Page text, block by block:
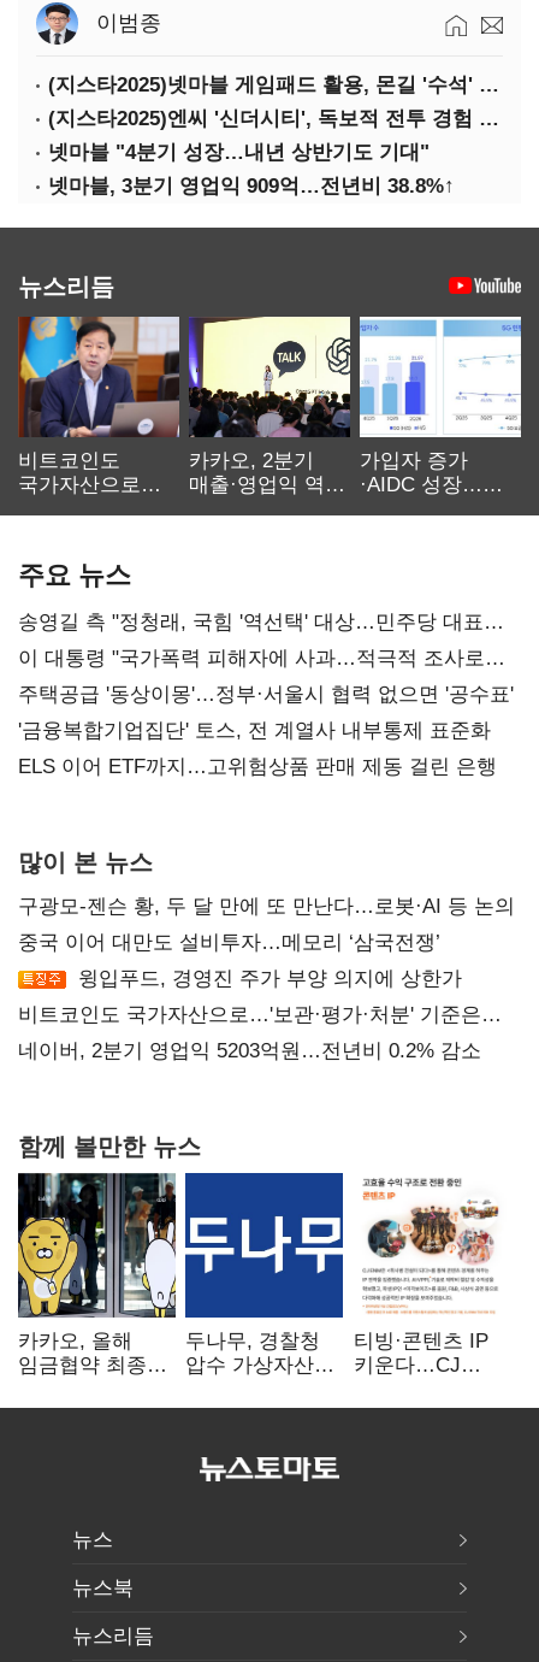
이범종
(지스타2025)넷마블 게임패드 활용, 몬길 '수석' 7대죄 '차석'
(지스타2025)엔씨 '신더시티', 독보적 전투 경험 필요
넷마블 "4분기 성장…내년 상반기도 기대"
넷마블, 3분기 영업익 909억…전년비 38.8%↑
뉴스리듬
비트코인도
국가자산으로…'
카카오, 2분기
매출·영업익 역대
가입자 증가
·AIDC 성장…
주요 뉴스
송영길 측 "정청래, 국힘 '역선택' 대상…민주당 대표로
총선 지휘 못해"
이 대통령 "국가폭력 피해자에 사과…적극적 조사로
진실 밝혀야"
주택공급 '동상이몽'…정부·서울시 협력 없으면 '공수표'
'금융복합기업집단' 토스, 전 계열사 내부통제 표준화
ELS 이어 ETF까지…고위험상품 판매 제동 걸린 은행
많이 본 뉴스
구광모-젠슨 황, 두 달 만에 또 만난다…로봇·AI 등 논의
중국 이어 대만도 설비투자…메모리 ‘삼국전쟁’
윙입푸드, 경영진 주가 부양 의지에 상한가
비트코인도 국가자산으로…'보관·평가·처분' 기준은
숙제
네이버, 2분기 영업익 5203억원…전년비 0.2% 감소
함께 볼만한 뉴스
카카오, 올해
임금협약 최종
인상·격려금
두나무, 경찰청
압수 가상자산
커스터디 사업
티빙·콘텐츠 IP
키운다…CJ
글로벌 확장 가속
뉴스
뉴스북
뉴스리듬